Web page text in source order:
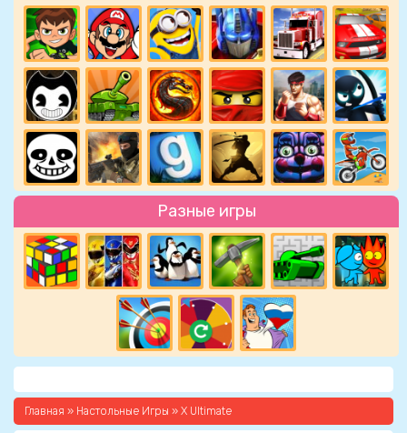
Разные игры
Главная » Настольные Игры » X Ultimate